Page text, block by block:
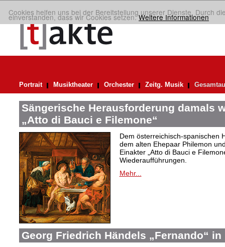
Cookies helfen uns bei der Bereitstellung unserer Dienste. Durch
einverstanden, dass wir Cookies setzen.Weitere Informationen
Portrait Musiktheater Orchester Zeitg. Musik
Sängerische Herausforderung damals
„Atto di Bauci e Filemone“
Dem österreichisch-spanischen
dem alten Ehepaar Philemon
Einakter „Atto di Bauci e
Wiederaufführungen.
Mehr...
Georg Friedrich Händels „Fernando“ in